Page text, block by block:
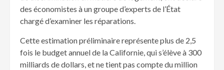
des économistes à un groupe d’experts de l’État
chargé d’examiner les réparations.
Cette estimation préliminaire représente plus de 2,5
fois le budget annuel de la Californie, qui s’élève à 300
milliards de dollars, et ne tient pas compte du million